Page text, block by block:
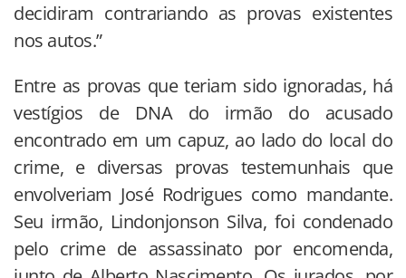
decidiram contrariando as provas existentes
nos autos.”
Entre as provas que teriam sido ignoradas, há
vestígios de DNA do irmão do acusado
encontrado em um capuz, ao lado do local do
crime, e diversas provas testemunhais que
envolveriam José Rodrigues como mandante.
Seu irmão, Lindonjonson Silva, foi condenado
pelo crime de assassinato por encomenda,